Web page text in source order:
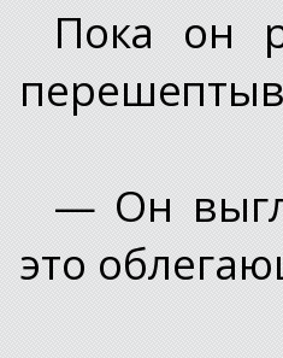
Пока он
— Он
это